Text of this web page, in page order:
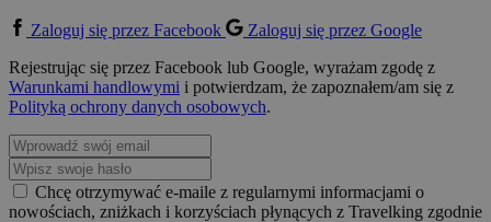
Zaloguj się przez Facebook
Zaloguj się przez Google
Rejestrując się przez Facebook lub Google, wyrażam zgodę z
Warunkami handlowymi i potwierdzam, że zapoznałem/am się z
Polityką ochrony danych osobowych.
Chcę otrzymywać e-maile z regularnymi informacjami o
nowościach, zniżkach i korzyściach płynących z Travelking zgodnie